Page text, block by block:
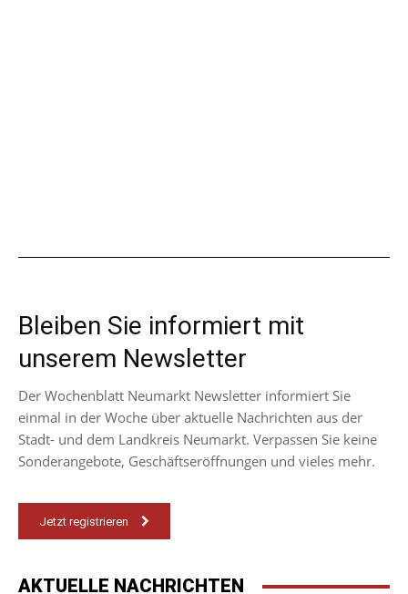
Bleiben Sie informiert mit
unserem Newsletter
Der Wochenblatt Neumarkt Newsletter informiert Sie
einmal in der Woche über aktuelle Nachrichten aus der
Stadt- und dem Landkreis Neumarkt. Verpassen Sie keine
Sonderangebote, Geschäftseröffnungen und vieles mehr.
Jetzt registrieren
AKTUELLE NACHRICHTEN